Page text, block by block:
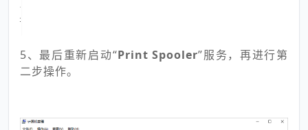
5、最后重新启动“Print Spooler”服务， 再进行第
二步操作。